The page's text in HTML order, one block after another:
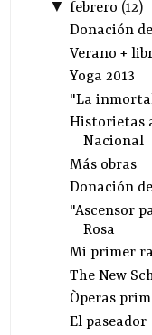
▼ febrero (12)
Donación
Verano +
Yoga 2013
"La
Historietas
Nacional
Más obras
Donación
"Ascensor
Rosa
Mi primer
The New
Òperas
El paseador